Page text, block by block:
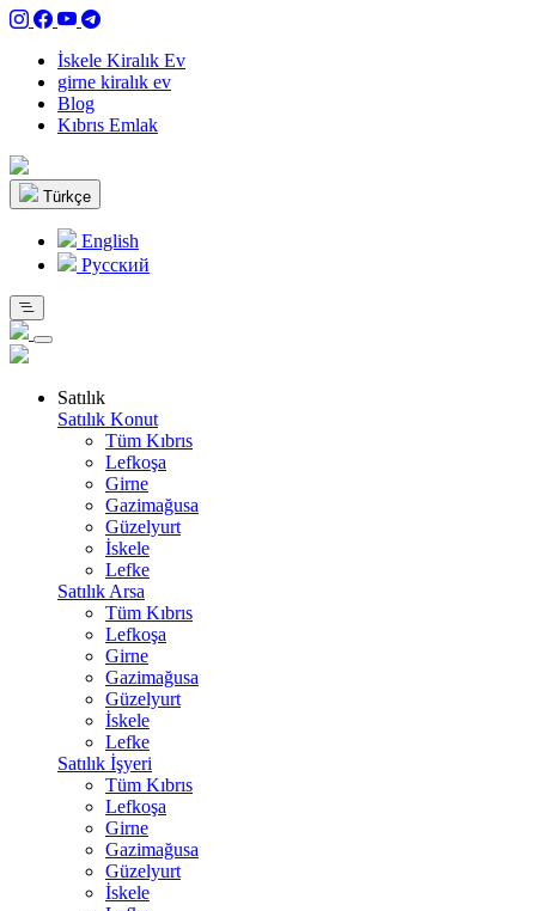
İskele Kiralık Ev
girne kiralık ev
Blog
Kıbrıs Emlak
Türkçe
English
Pусский
Satılık
Satılık Konut
Tüm Kıbrıs
Lefkoşa
Girne
Gazimağusa
Güzelyurt
İskele
Lefke
Satılık Arsa
Tüm Kıbrıs
Lefkoşa
Girne
Gazimağusa
Güzelyurt
İskele
Lefke
Satılık İşyeri
Tüm Kıbrıs
Lefkoşa
Girne
Gazimağusa
Güzelyurt
İskele